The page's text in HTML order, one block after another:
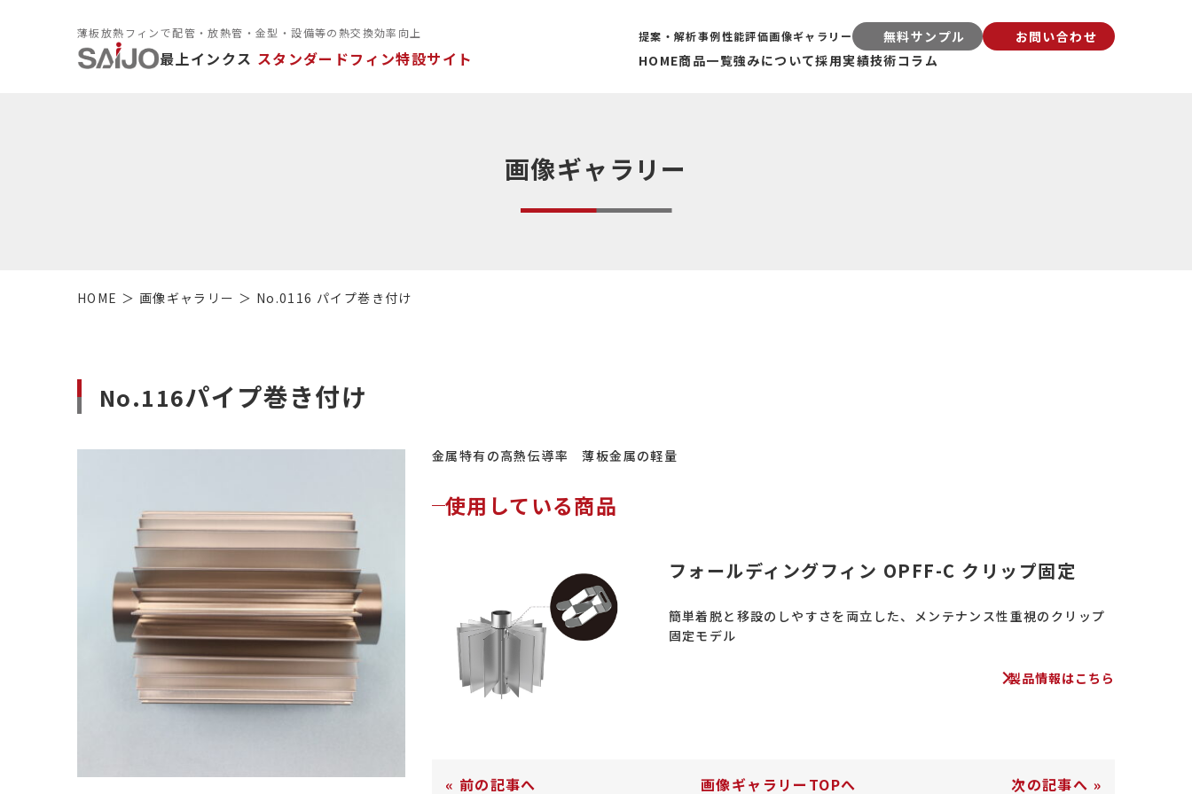
薄板放熱フィンで配管・放熱管・金型・設備等の熱交換効率向上
最上インクス スタンダードフィン特設サイト HOME商品一覧強みについて採用実績技術コラム
提案・解析事例性能評価画像ギャラリー 無料サンプル お問い合わせ
画像ギャラリー
HOME 画像ギャラリー No.0116 パイプ巻き付け
No.116パイプ巻き付け
金属特有の高熱伝導率 薄板金属の軽量
使用している商品
フォールディングフィン OPFF-C クリップ固定
簡単着脱と移設のしやすさを両立した、メンテナンス性重視のクリップ
固定モデル
製品情報はこちら
« 前の記事へ 画像ギャラリーTOPへ 次の記事へ »